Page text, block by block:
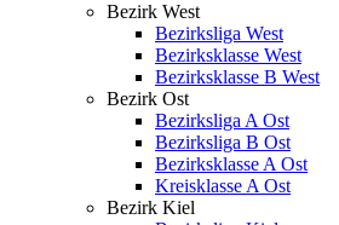
Bezirk West
Bezirksliga West
Bezirksklasse West
Bezirksklasse B West
Bezirk Ost
Bezirksliga A Ost
Bezirksliga B Ost
Bezirksklasse A Ost
Kreisklasse A Ost
Bezirk Kiel